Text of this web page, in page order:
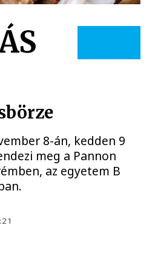
8-án, kedden 9
meg a Pannon
az egyetem B